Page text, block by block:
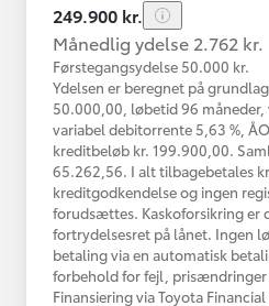
249.900 kr.
Månedlig ydelse 2.762 kr.
Førstegangsydelse 50.000 kr.
Ydelsen er beregnet på
50.000,00, løbetid 96 måneder,
variabel debitorrente 5,63 %,
kreditbeløb kr. 199.900,00.
65.262,56. I alt tilbagebetales
kreditgodkendelse og ingen
forudsættes. Kaskoforsikring er
fortrydelsesret på lånet. Ingen
betaling via en automatisk
forbehold for fejl, prisændringer
Finansiering via Toyota Financial